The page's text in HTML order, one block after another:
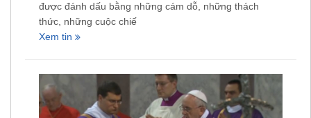
được đánh dấu bằng những cám dỗ, những thách
thức, những cuộc chiế
Xem tin